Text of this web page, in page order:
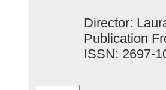
Director:
Publication
ISSN: 2697-